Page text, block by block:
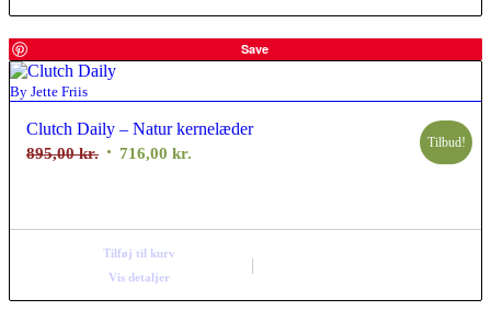
Save
By Jette Friis
Clutch Daily – Natur kernelæder
895,00kr. Den
var:
895,00 kr..
716,00 kr.
er:
716,00 kr..
Tilbud!
Tilføj til kurv
Vis detaljer